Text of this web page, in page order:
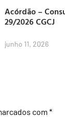
Acórdão –
29/2026 CGCJ
junho 11, 2026
com *